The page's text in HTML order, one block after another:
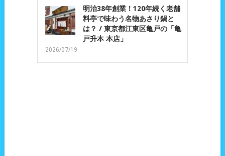
明治38年創業！120年続く老舗
料亭で味わう名物あさり鍋と
は？ / 東京都江東区亀戸の「亀
戸升本 本店」
2026/07/19